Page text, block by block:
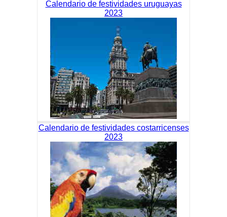
Calendario de festividades uruguayas
2023
Calendario de festividades costarricenses
2023